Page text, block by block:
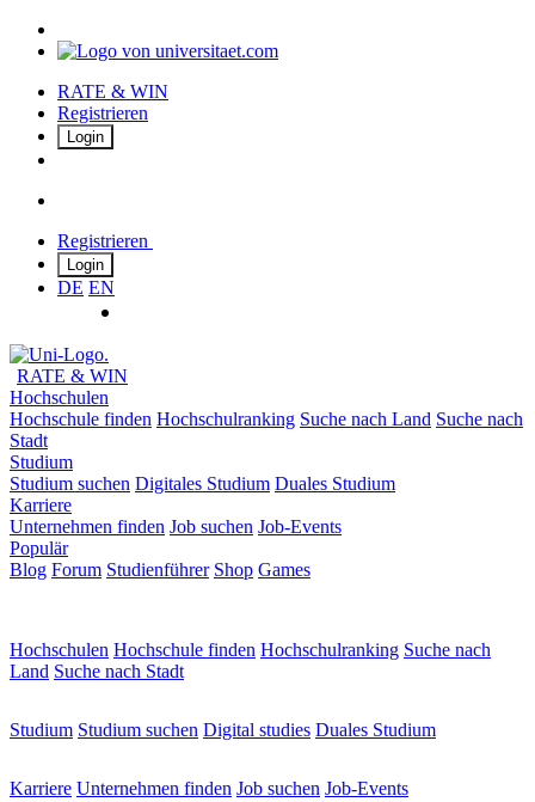
RATE & WIN
Registrieren
Login
Registrieren
Login
DE EN
RATE & WIN
Hochschulen
Hochschule finden Hochschulranking Suche nach Land Suche nach
Stadt
Studium
Studium suchen Digitales Studium Duales Studium
Karriere
Unternehmen finden Job suchen Job-Events
Populär
Blog Forum Studienführer Shop Games
Hochschulen Hochschule finden Hochschulranking Suche nach
Land Suche nach Stadt
Studium Studium suchen Digital studies Duales Studium
Karriere Unternehmen finden Job suchen Job-Events